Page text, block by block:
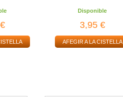
Disponible
3,95 €
AFEGIR A LA CISTELLA